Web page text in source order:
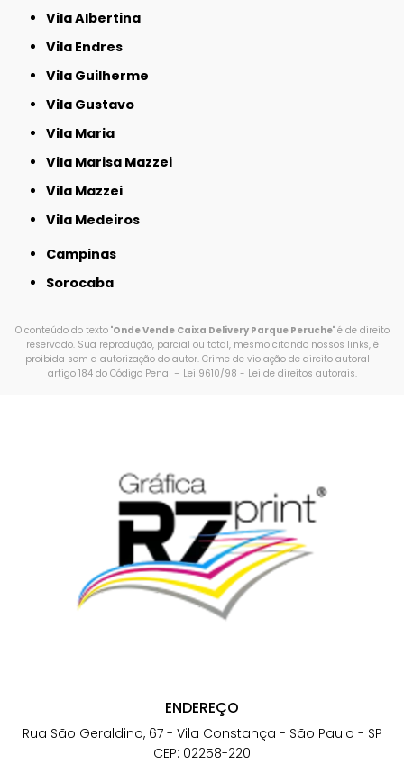
Vila Albertina
Vila Endres
Vila Guilherme
Vila Gustavo
Vila Maria
Vila Marisa Mazzei
Vila Mazzei
Vila Medeiros
Campinas
Sorocaba
O conteúdo do texto "Onde Vende Caixa Delivery Parque Peruche" é de direito
reservado. Sua reprodução, parcial ou total, mesmo citando nossos links, é
proibida sem a autorização do autor. Crime de violação de direito autoral –
artigo 184 do Código Penal – Lei 9610/98 - Lei de direitos autorais.
ENDEREÇO
Rua São Geraldino, 67 - Vila Constança - São Paulo - SP
CEP: 02258-220